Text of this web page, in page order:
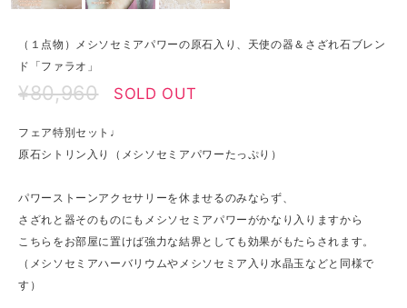
（１点物）メシソセミアパワーの原石入り、天使の器＆さざれ石ブレン
ド「ファラオ」
¥80,960 SOLD OUT
フェア特別セット♩
原石シトリン入り（メシソセミアパワーたっぷり）
パワーストーンアクセサリーを休ませるのみならず、
さざれと器そのものにもメシソセミアパワーがかなり入りますから
こちらをお部屋に置けば強力な結界としても効果がもたらされます。
（メシソセミアハーバリウムやメシソセミア入り水晶玉などと同様で
す）